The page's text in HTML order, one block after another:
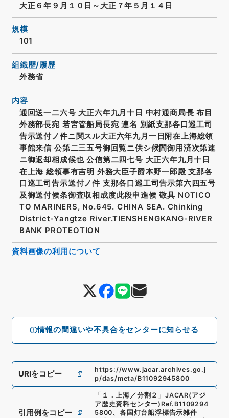
情報の間違いや不具合をセンターに知らせる
大正６年９月１０日～大正７年５月１４日
規模
101
組織歴/履歴
外務省
内容
通回送一二六号 大正六年九月十日 中村通商局長 布目
外務部長宛 若宮管船局長宛 連名 別紙支那各口巡工司
告示送付ノ件ニ関スル大正六年九月一日附在上海総領
事館来信 公第二三五号御回覧ニ供シ候間御用済次第速
ニ御返却相成候也 公信第二四七号 大正六年九月十日
在上海 総領事有吉明 外務大臣子爵本野一郎殿 支那各
口巡工司告示送付ノ件 支那各口巡工司告示第六四五号
及御送付候条御査収相成度此段申進候 敬具 NOTICO
TO MARINERS, No.645. CHINA SEA. Chinking
District-Yangtze River.TIENSHENGKANG-RIVER
BANK PROTEOTION
URIをコピー
https://www.jacar.archives.go.j
p/das/meta/B11092945800
引用例をコピー
「 １．上海／分割２ 」 JACAR(アジ
ア歴史資料センター) Ref. B1109294
5800、 各国灯台船浮標告示雑件
資料画像の利用について